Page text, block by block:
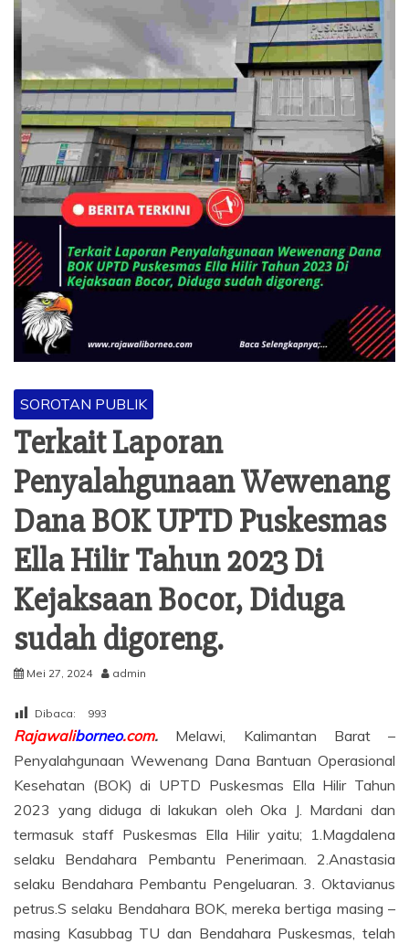
SOROTAN PUBLIK
Terkait Laporan
Penyalahgunaan Wewenang
Dana BOK UPTD Puskesmas
Ella Hilir Tahun 2023 Di
Kejaksaan Bocor, Diduga
sudah digoreng.
Mei 27, 2024 admin
Dibaca: 993
Rajawaliborneo.com. Melawi, Kalimantan Barat –
Penyalahgunaan Wewenang Dana Bantuan Operasional
Kesehatan (BOK) di UPTD Puskesmas Ella Hilir Tahun
2023 yang diduga di lakukan oleh Oka J. Mardani dan
termasuk staff Puskesmas Ella Hilir yaitu; 1.Magdalena
selaku Bendahara Pembantu Penerimaan. 2.Anastasia
selaku Bendahara Pembantu Pengeluaran. 3. Oktavianus
petrus.S selaku Bendahara BOK, mereka bertiga masing –
masing Kasubbag TU dan Bendahara Puskesmas, telah